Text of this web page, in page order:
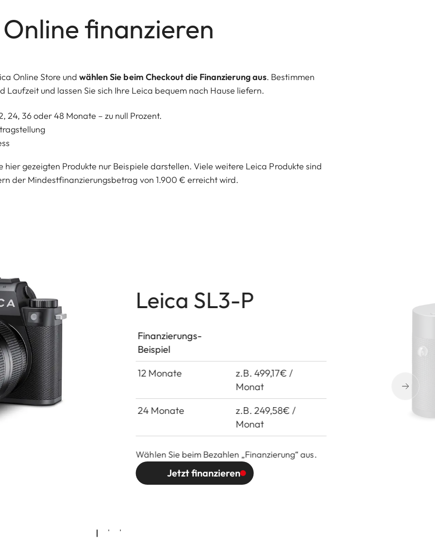
Online finanzieren
Online Store undwählen Sie beim Checkout die Finanzierung aus. Bestimmen
Laufzeit und lassen Sie sich Ihre Leica bequem nach Hause liefern.
24, 36 oder 48 Monate – zu null Prozent.
hier gezeigten Produkte nur Beispiele darstellen. Viele weitere Leica Produkte sind
der Mindestfinanzierungsbetrag von 1.900 € erreicht wird.
Leica SL3-P
Finanzierungs-
Beispiel
12 Monate
z.B. 499,17€ /
Monat
24 Monate
z.B. 249,58€ /
Monat
Wählen Sie beim Bezahlen „Finanzierung“ aus.
Jetzt finanzieren